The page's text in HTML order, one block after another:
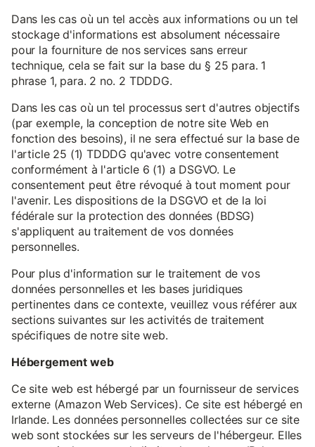
Dans les cas où un tel accès aux informations ou un tel
stockage d'informations est absolument nécessaire
pour la fourniture de nos services sans erreur
technique, cela se fait sur la base du § 25 para. 1
phrase 1, para. 2 no. 2 TDDDG.
Dans les cas où un tel processus sert d'autres objectifs
(par exemple, la conception de notre site Web en
fonction des besoins), il ne sera effectué sur la base de
l'article 25 (1) TDDDG qu'avec votre consentement
conformément à l'article 6 (1) a DSGVO. Le
consentement peut être révoqué à tout moment pour
l'avenir. Les dispositions de la DSGVO et de la loi
fédérale sur la protection des données (BDSG)
s'appliquent au traitement de vos données
personnelles.
Pour plus d'information sur le traitement de vos
données personnelles et les bases juridiques
pertinentes dans ce contexte, veuillez vous référer aux
sections suivantes sur les activités de traitement
spécifiques de notre site web.
Hébergement web
Ce site web est hébergé par un fournisseur de services
externe (Amazon Web Services). Ce site est hébergé en
Irlande. Les données personnelles collectées sur ce site
web sont stockées sur les serveurs de l'hébergeur. Elles